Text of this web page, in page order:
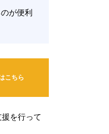
が便利
こちら
を行って